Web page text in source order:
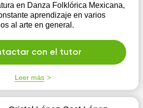
en Danza Folklórica Mexicana,
aprendizaje en varios
al arte en general.
con el tutor
Leer más